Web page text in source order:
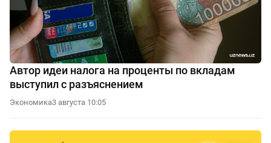
Автор идеи налога на проценты по вкладам
выступил с разъяснением
Экономика3 августа 10:05